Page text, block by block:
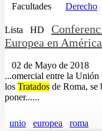
Facultades Derecho
Lista HD
Europea en
02 de Mayo de 2018
...omercial entre la
los Tratados de Roma, se
poner......
unio europea roma